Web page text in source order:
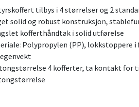
tilbys i 4 størrelser og 2
solid og robust konstruksjon,
kofferthåndtak i solid utførelse
Polypropylen (PP), lokkstoppere
4 kofferter, ta kontakt for